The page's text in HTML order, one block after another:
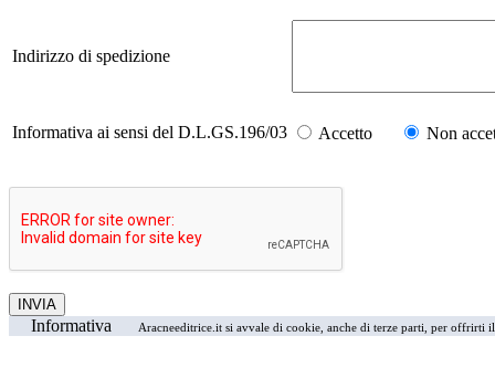
Indirizzo di spedizione
Informativa ai sensi del D.L.GS.196/03 Accetto Non
Informativa Aracneeditrice.it si avvale di cookie, anche di terze parti, per